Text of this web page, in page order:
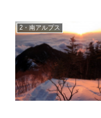
2・南アルプス